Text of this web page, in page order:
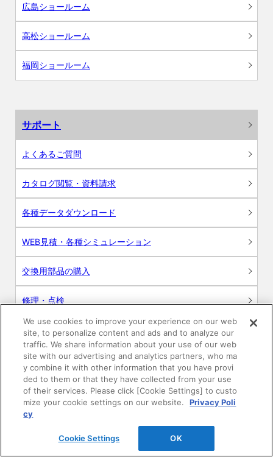
広島ショールーム
高松ショールーム
福岡ショールーム
サポート
よくあるご質問
カタログ閲覧・資料請求
各種データダウンロード
WEB見積・各種シミュレーション
交換用部品の購入
修理・点検
お問い合わせ
ログイン
建築・設計関係者様向けサイト
ユーザー登録サービス
WEB見積システム
We use cookies to improve your experience on our web
site, to personalize content and ads and to analyze our
traffic. We share information about your use of our web
site with our advertising and analytics partners, who ma
y combine it with other information that you have provi
ded to them or that they have collected from your use
of their services. Please click [Cookie Settings] to custo
mize your cookie settings on our website.
Privacy Poli
cy
Cookie Settings OK